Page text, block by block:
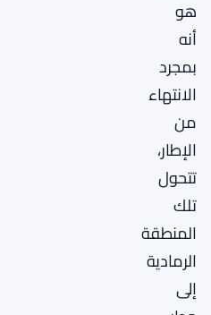
هو
أنه
بمجرد
الانتهاء
من
الإطار،
تتحول
تلك
المنطقة
الرمادية
إلى